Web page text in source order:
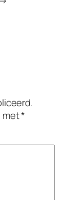
met*